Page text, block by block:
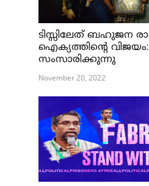
ടിസ്സിലേത് ബഹുജന
ഐക്യത്തിന്റെ വിജയം:
സംസാരിക്കുന്നു
November 20, 2022